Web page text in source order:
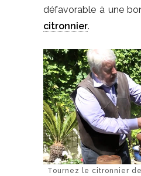
défavorable à une
citronnier.
Tournez le citronnier